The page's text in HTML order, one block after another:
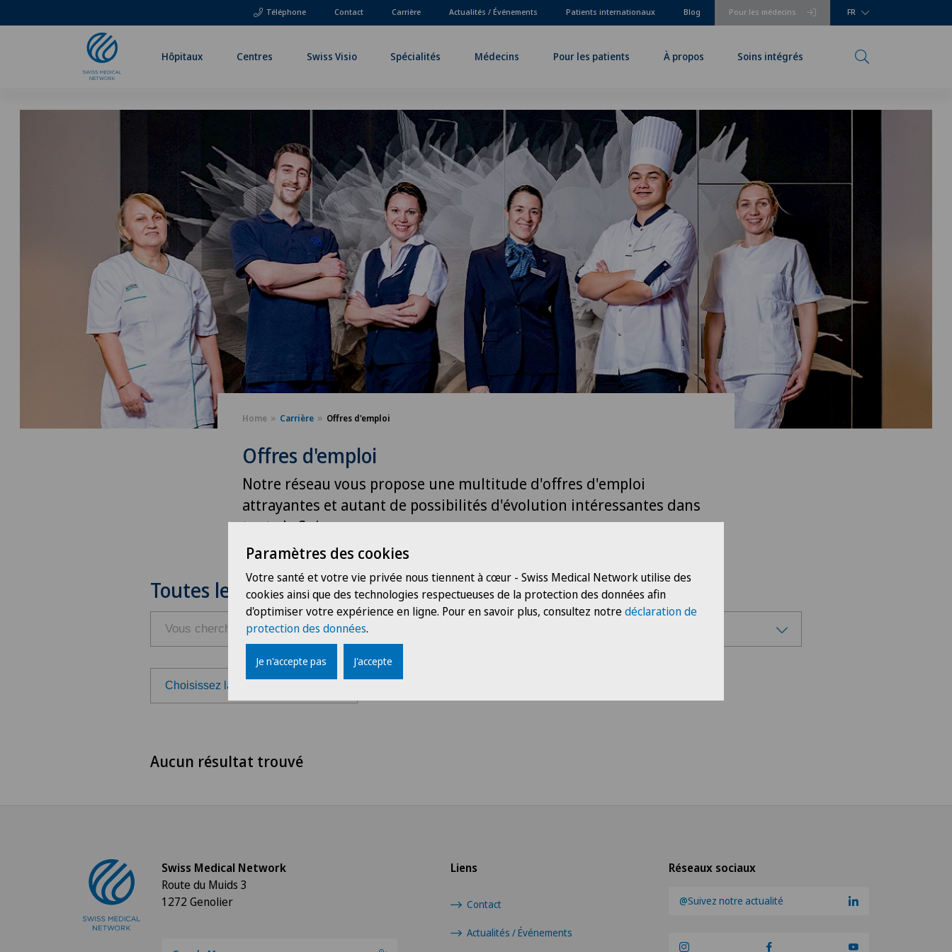
Téléphone Pour les médecins
Contact Carrière Actualités / Événements Patients internationaux Blog FR
Hôpitaux Centres Swiss Visio Spécialités Médecins Pour les patients À propos Soins intégrés
Home Carrière Offres d'emploi
Offres d'emploi
Notre réseau vous propose une multitude d'offres d'emploi
attrayantes et autant de possibilités d'évolution intéressantes dans
toute la Suisse.
Toutes les offres
Groupe professionnel
Administration
Service aux Patients
Swiss Medical Network
Ärztezentrum Solothurn
Choisissez la région
Suisse romande
Aucun résultat trouvé
Réseaux sociaux
@Suivez notre actualité
Liens
Contact
Actualités / Événements
Swiss Medical Network
Route du Muids 3
1272 Genolier
Paramètres des cookies
Votre santé et votre vie privée nous tiennent à cœur - Swiss Medical Network utilise des
cookies ainsi que des technologies respectueuses de la protection des données afin
d'optimiser votre expérience en ligne. Pour en savoir plus, consultez notredéclaration de
protection des données.
Je n'accepte pas J'accepte